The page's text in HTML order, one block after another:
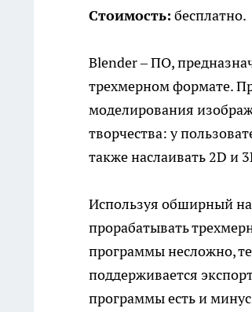
Стоимость: бесплатно.
Blender – ПО,
трехмерном формате.
моделирования
творчества: у
также наслаивать 2D и
Используя обширный
прорабатывать
программы несложно,
поддерживается
программы есть и